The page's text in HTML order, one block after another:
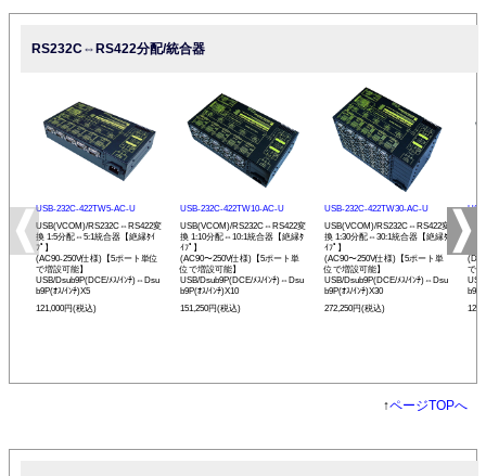
RS232C⇔RS422分配/統合器
USB-232C-422TW5-AC-U
USB(VCOM)/RS232C⇔RS422変
換 1:5分配⇔5:1統合器【絶縁ﾀｲ
ﾌﾟ】
(AC90-250V仕様)【5ポート単位
で増設可能】
USB/Dsub9P(DCE/ﾒｽ/ｲﾝﾁ)⇔Dsu
b9P(ｵｽ/ｲﾝﾁ)X5
121,000円(税込)
USB-232C-422TW10-AC-U
USB(VCOM)/RS232C⇔RS422変
換 1:10分配⇔10:1統合器【絶縁ﾀ
ｲﾌﾟ】
(AC90〜250V仕様)【5ポート単
位で増設可能】
USB/Dsub9P(DCE/ﾒｽ/ｲﾝﾁ)⇔Dsu
b9P(ｵｽ/ｲﾝﾁ)X10
151,250円(税込)
USB-232C-422TW30-AC-U
USB(VCOM)/RS232C⇔RS422変
換 1:30分配⇔30:1統合器【絶縁ﾀ
ｲﾌﾟ】
(AC90〜250V仕様)【5ポート単
位で増設可能】
USB/Dsub9P(DCE/ﾒｽ/ｲﾝﾁ)⇔Dsu
b9P(ｵｽ/ｲﾝﾁ)X30
272,250円(税込)
換
で
↑ページTOPへ